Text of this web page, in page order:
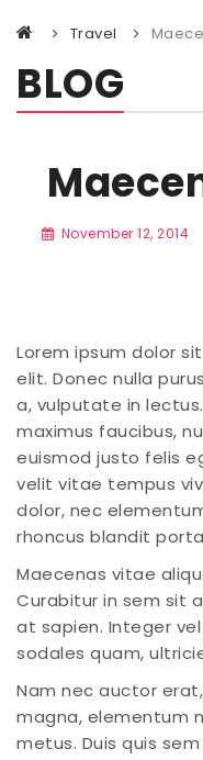
Home Shop 1
Home Shop 2
Home Shop 4
Features
About Us
Contact Us
Services
Frequently
Error 404
Blog
None Sidebar
Sidebar Left
Travel
BLOG
November 12, 2014
Lorem ipsum dolor
elit. Donec nulla
a, vulputate in
maximus faucibus,
euismod justo felis
velit vitae tempus
dolor, nec
rhoncus blandit
Maecenas vitae
Curabitur in sem sit
at sapien. Integer
sodales quam,
Nam nec auctor
magna, elementum
metus. Duis quis